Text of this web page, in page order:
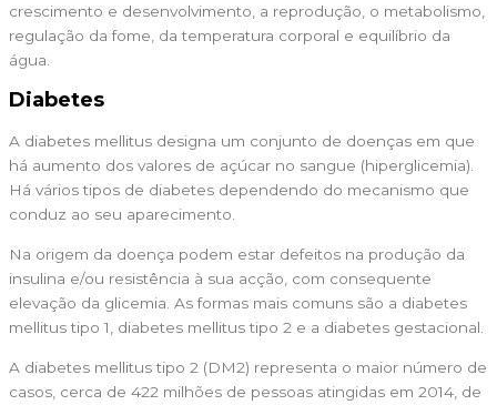
crescimento e desenvolvimento, a reprodução, o metabolismo,
regulação da fome, da temperatura corporal e equilíbrio da
água.
Diabetes
A diabetes mellitus designa um conjunto de doenças em que
há aumento dos valores de açúcar no sangue (hiperglicemia).
Há vários tipos de diabetes dependendo do mecanismo que
conduz ao seu aparecimento.
Na origem da doença podem estar defeitos na produção da
insulina e/ou resistência à sua acção, com consequente
elevação da glicemia. As formas mais comuns são a diabetes
mellitus tipo 1, diabetes mellitus tipo 2 e a diabetes gestacional.
A diabetes mellitus tipo 2 (DM2) representa o maior número de
casos, cerca de 422 milhões de pessoas atingidas em 2014, de